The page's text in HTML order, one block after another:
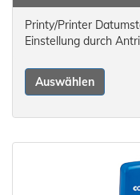
Printy/Printer
Einstellung durch
Auswählen